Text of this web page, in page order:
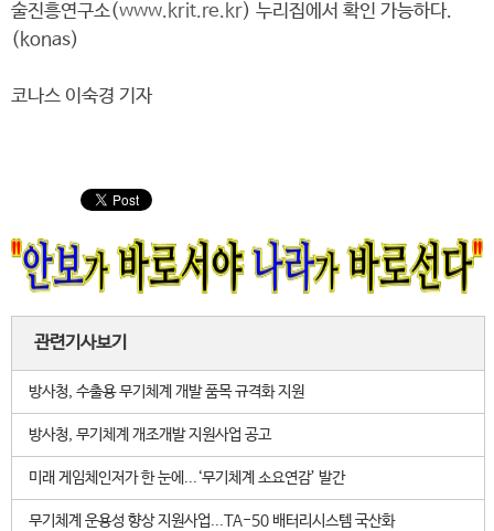
술진흥연구소(www.krit.re.kr) 누리집에서 확인 가능하다.
(konas)
코나스 이숙경 기자
관련기사보기
방사청, 수출용 무기체계 개발 품목 규격화 지원
방사청, 무기체계 개조개발 지원사업 공고
미래 게임체인저가 한 눈에...‘무기체계 소요연감’ 발간
무기체계 운용성 향상 지원사업...TA-50 배터리시스템 국산화